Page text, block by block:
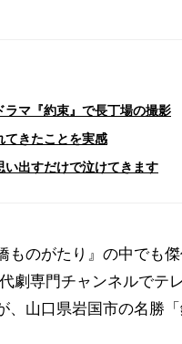
ラマ『約束』で長丁場の撮影
てきたことを実感
い出すだけで泣けてきます
ものがたり』の中でも
劇専門チャンネルでテ
、山口県岩国市の名勝「